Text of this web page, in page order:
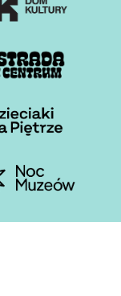
Otwiera stronę w
Otwiera stronę w
Otwiera stronę w
Otwiera stronę w